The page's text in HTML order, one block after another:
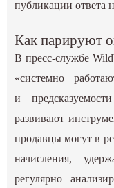
публикации ответа
Как парируют
В пресс-службе
«системно
и
развивают
продавцы могут в
начисления,
регулярно